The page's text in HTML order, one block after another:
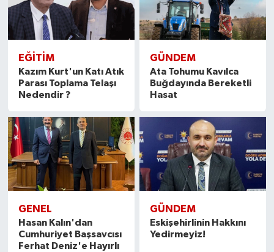
EĞİTİM
Kazım Kurt'un Katı Atık
Parası Toplama Telaşı
Nedendir ?
GÜNDEM
Ata Tohumu Kavılca
Buğdayında Bereketli
Hasat
GENEL
Hasan Kalın'dan
Cumhuriyet Başsavcısı
Ferhat Deniz'e Hayırlı
GÜNDEM
Eskişehirlinin Hakkını
Yedirmeyiz!